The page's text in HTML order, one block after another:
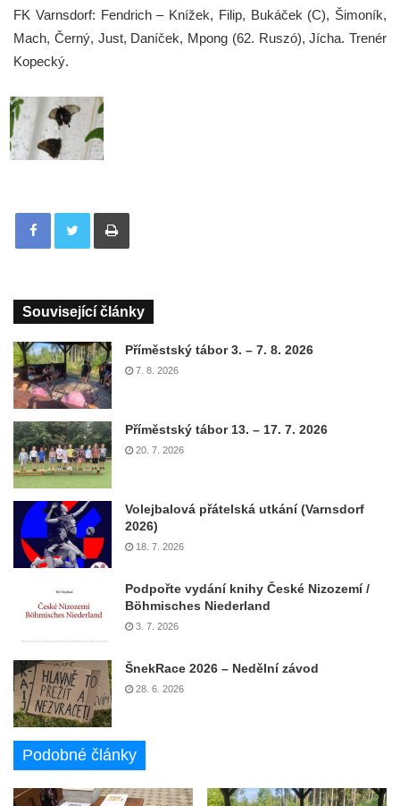
FK Varnsdorf: Fendrich – Knížek, Filip, Bukáček (C), Šimoník,
Mach, Černý, Just, Daníček, Mpong (62. Ruszó), Jícha. Trenér
Kopecký.
Tisknout
Související články
Příměstský tábor 3. – 7. 8. 2026
7. 8. 2026
Příměstský tábor 13. – 17. 7. 2026
20. 7. 2026
Volejbalová přátelská utkání (Varnsdorf
2026)
18. 7. 2026
Podpořte vydání knihy České Nizozemí /
Böhmisches Niederland
3. 7. 2026
ŠnekRace 2026 – Nedělní závod
28. 6. 2026
Podobné články